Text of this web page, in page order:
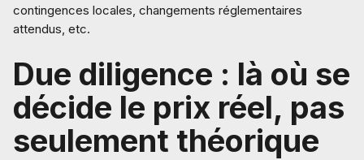
contingences locales, changements réglementaires
attendus, etc.
Due diligence : là où se
décide le prix réel, pas
seulement théorique